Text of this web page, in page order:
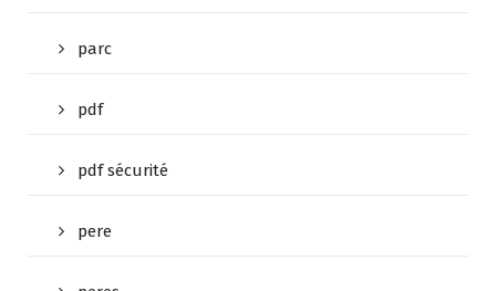
parc
pdf
pdf sécurité
pere